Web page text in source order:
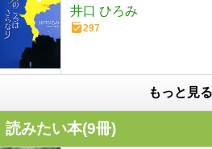
井口 ひろみ
297
もっと見る
読みたい本(9冊)